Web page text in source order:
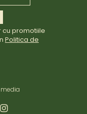
cu promotiile
Politica de